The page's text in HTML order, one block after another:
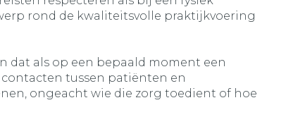
rond de kwaliteitsvolle praktijkvoering
dat als op een bepaald moment een
tussen patiënten en
ongeacht wie die zorg toedient of hoe